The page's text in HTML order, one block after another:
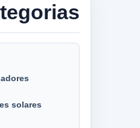
solares